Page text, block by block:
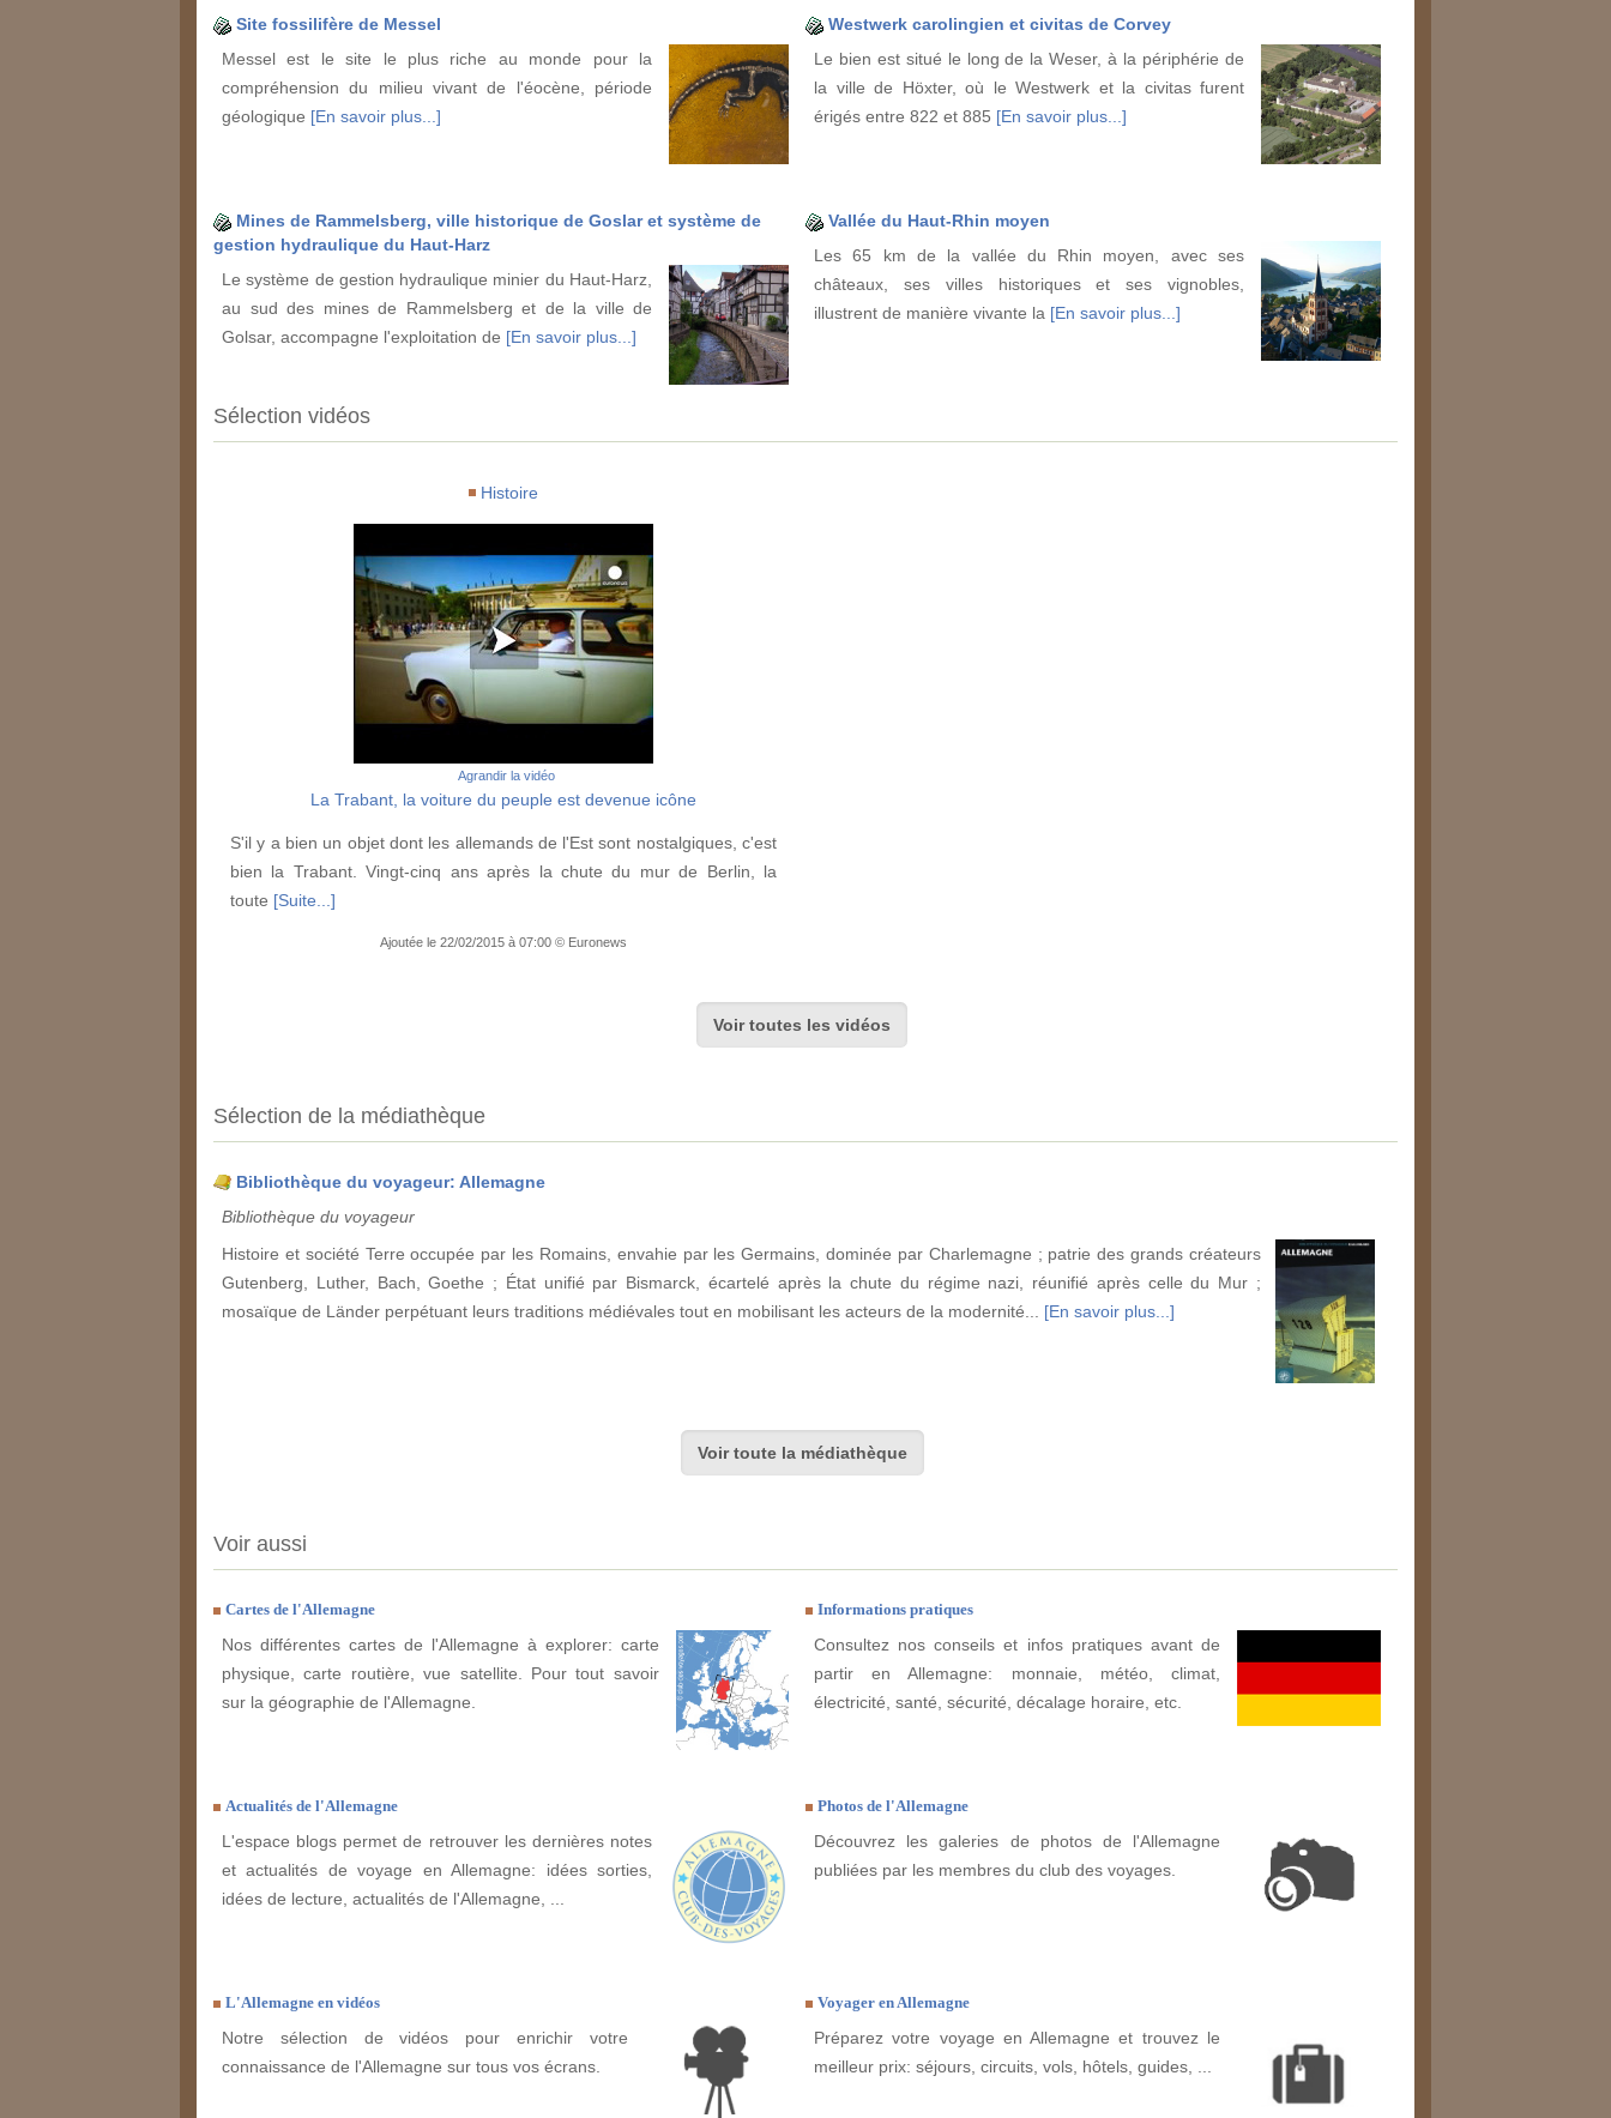
Site fossilifère de Messel
Messel est le site le plus riche au monde pour la
compréhension du milieu vivant de l'éocène, période
géologique [En savoir plus...]
Westwerk carolingien et civitas de Corvey
Le bien est situé le long de la Weser, à la périphérie de
la ville de Höxter, où le Westwerk et la civitas furent
érigés entre 822 et 885 [En savoir plus...]
Mines de Rammelsberg, ville historique de Goslar et système de
gestion hydraulique du Haut-Harz
Le système de gestion hydraulique minier du Haut-Harz,
au sud des mines de Rammelsberg et de la ville de
Golsar, accompagne l'exploitation de [En savoir plus...]
Vallée du Haut-Rhin moyen
Les 65 km de la vallée du Rhin moyen, avec ses
châteaux, ses villes historiques et ses vignobles,
illustrent de manière vivante la [En savoir plus...]
Sélection vidéos
Histoire
Agrandir la vidéo
La Trabant, la voiture du peuple est devenue icône
S'il y a bien un objet dont les allemands de l'Est sont nostalgiques, c'est
bien la Trabant. Vingt-cinq ans après la chute du mur de Berlin, la
toute [Suite...]
Ajoutée le 22/02/2015 à 07:00 © Euronews
Voir toutes les vidéos
Sélection de la médiathèque
Bibliothèque du voyageur: Allemagne
Bibliothèque du voyageur
Histoire et société Terre occupée par les Romains, envahie par les Germains, dominée par Charlemagne ; patrie des grands créateurs
Gutenberg, Luther, Bach, Goethe ; État unifié par Bismarck, écartelé après la chute du régime nazi, réunifié après celle du Mur ;
mosaïque de Länder perpétuant leurs traditions médiévales tout en mobilisant les acteurs de la modernité... [En savoir plus...]
Voir toute la médiathèque
Voir aussi
Cartes de l'Allemagne
Nos différentes cartes de l'Allemagne à explorer: carte
physique, carte routière, vue satellite. Pour tout savoir
sur la géographie de l'Allemagne.
Informations pratiques
Consultez nos conseils et infos pratiques avant de
partir en Allemagne: monnaie, météo, climat,
électricité, santé, sécurité, décalage horaire, etc.
Actualités de l'Allemagne
L'espace blogs permet de retrouver les dernières notes
et actualités de voyage en Allemagne: idées sorties,
idées de lecture, actualités de l'Allemagne, ...
Photos de l'Allemagne
Découvrez les galeries de photos de l'Allemagne
publiées par les membres du club des voyages.
L'Allemagne en vidéos
Notre sélection de vidéos pour enrichir votre
connaissance de l'Allemagne sur tous vos écrans.
Voyager en Allemagne
Préparez votre voyage en Allemagne et trouvez le
meilleur prix: séjours, circuits, vols, hôtels, guides, ...